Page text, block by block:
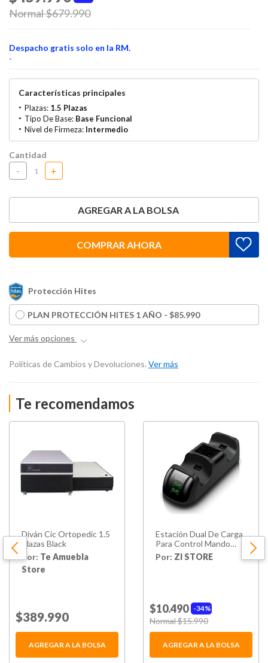
Price reduced from
Normal $679.990to
Despacho gratis solo en la RM.
-
Características principales
Plazas: 1.5 Plazas
Tipo De Base: Base Funcional
Nivel de Firmeza: Intermedio
Cantidad
- +
AGREGAR A LA BOLSA
COMPRAR AHORA
Protección Hites
PLAN PROTECCIÓN HITES 1 AÑO - $85.990
Ver más opciones
Políticas de Cambios y Devoluciones. Ver más
Te recomendamos
Diván Cic Ortopedic 1.5
Plazas Black
Por: Te Amuebla
Store
Price reduced from
$389.990
AGREGAR A LA BOLSA
Estación Dual De Carga
Para Control Mando
Dualshock Usb Negro
Por: ZI STORE
34%
$10.490
Price reduced from
Normal $15.990
AGREGAR A LA BOLSA